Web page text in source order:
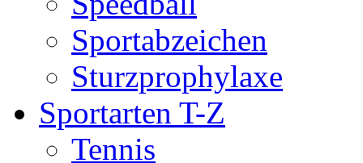
Sportabzeichen
Sturzprophylaxe
Sportarten T-Z
Tennis